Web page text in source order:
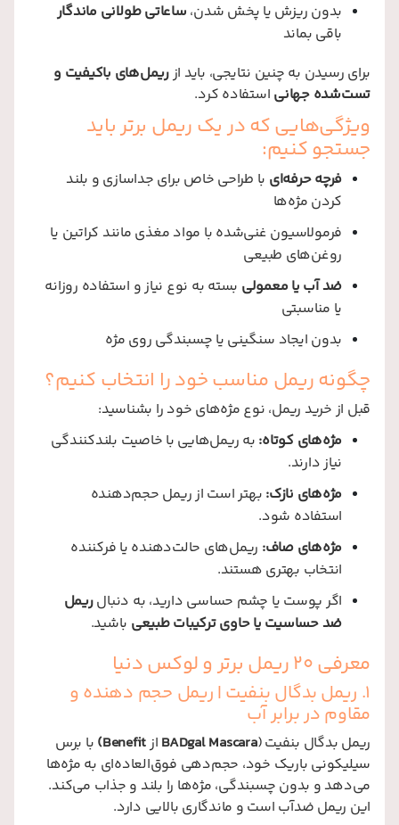
بدون ریزش یا پخش شدن، ساعاتی طولانی ماندگار
باقی بماند
برای رسیدن به چنین نتایجی، باید ازریمل‌های باکیفیت و
تست‌شده جهانی استفاده کرد.
ویژگی‌هایی که در یک ریمل برتر باید
جستجو کنیم:
فرچه حرفه‌ای با طراحی خاص برای جداسازی و بلند
کردن مژه‌ها
فرمولاسیون غنی‌شده با مواد مغذی مانند کراتین یا
روغن‌های طبیعی
ضد آب یا معمولی بسته به نوع نیاز و استفاده روزانه
یا مناسبتی
بدون ایجاد سنگینی یا چسبندگی روی مژه
چگونه ریمل مناسب خود را انتخاب کنیم؟
قبل از خرید ریمل، نوع مژه‌های خود را بشناسید:
مژه‌های کوتاه: به ریمل‌هایی با خاصیت بلندکنندگی
نیاز دارند.
مژه‌های نازک: بهتر است از ریمل حجم‌دهنده
استفاده شود.
مژه‌های صاف: ریمل‌های حالت‌دهنده یا فرکننده
انتخاب بهتری هستند.
اگر پوست یا چشم حساسی دارید، به دنبالریمل
ضد حساسیت یا حاوی ترکیبات طبیعی باشید.
معرفی 20 ریمل برتر و لوکس دنیا
1. ریمل بدگال بنفیت | ریمل حجم دهنده و
مقاوم در برابر آب
ریمل بدگال بنفیت (BADgal Mascara ازBenefit) با برس
سیلیکونی باریک خود، حجم‌دهی فوق‌العاده‌ای به مژه‌ها
می‌دهد و بدون چسبندگی، مژه‌ها را بلند و جذاب می‌کند.
این ریمل ضدآب است و ماندگاری بالایی دارد.